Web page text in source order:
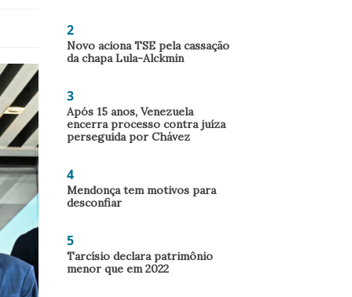
2
Novo aciona TSE pela cassação
da chapa Lula-Alckmin
3
Após 15 anos, Venezuela
encerra processo contra juíza
perseguida por Chávez
4
Mendonça tem motivos para
desconfiar
5
Tarcísio declara patrimônio
menor que em 2022